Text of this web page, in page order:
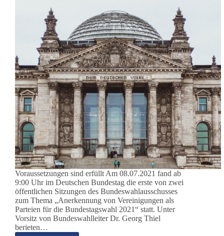
Voraussetzungen sind erfüllt Am 08.07.2021 fand ab
9:00 Uhr im Deutschen Bundestag die erste von zwei
öffentlichen Sitzungen des Bundeswahlausschusses
zum Thema „Anerkennung von Vereinigungen als
Parteien für die Bundestagswahl 2021“ statt. Unter
Vorsitz von Bundeswahlleiter Dr. Georg Thiel
berieten…